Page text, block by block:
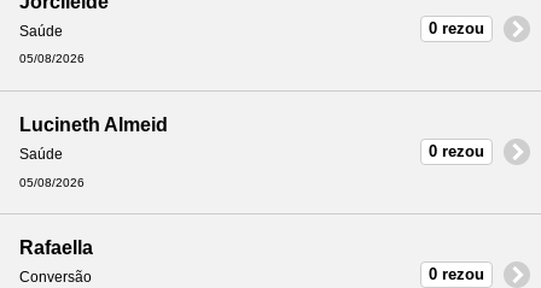
Saúde
05/08/2026
0 rezou
Lucineth Almeid
Saúde
05/08/2026
0 rezou
Rafaella
Conversão 0 rezou